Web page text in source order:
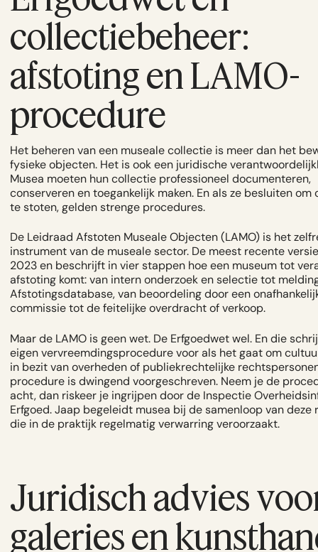
collectiebeheer:
afstoting en LAMO-
procedure
Het beheren van een museale collectie is meer dan het
fysieke objecten. Het is ook een juridische
Musea moeten hun collectie professioneel documenteren,
conserveren en toegankelijk maken. En als ze besluiten om
te stoten, gelden strenge procedures.
De Leidraad Afstoten Museale Objecten (LAMO) is het
instrument van de museale sector. De meest recente
2023 en beschrijft in vier stappen hoe een museum tot
afstoting komt: van intern onderzoek en selectie tot
Afstotingsdatabase, van beoordeling door een
commissie tot de feitelijke overdracht of verkoop.
Maar de LAMO is geen wet. De Erfgoedwet wel. En die
eigen vervreemdingsprocedure voor als het gaat om
in bezit van overheden of publiekrechtelijke
procedure is dwingend voorgeschreven. Neem je de
acht, dan riskeer je ingrijpen door de Inspectie
Erfgoed. Jaap begeleidt musea bij de samenloop van deze
die in de praktijk regelmatig verwarring veroorzaakt.
Juridisch advies
galeries en